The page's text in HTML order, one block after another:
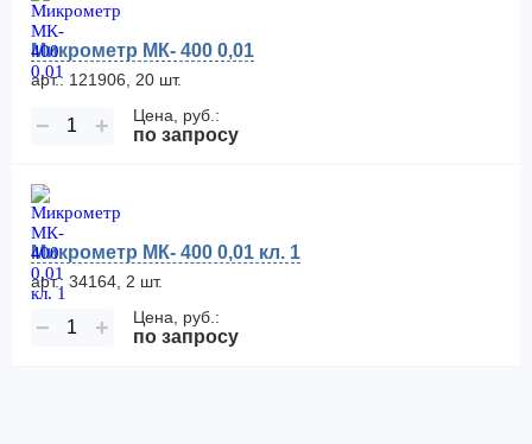
Микрометр МК- 400 0,01
арт.: 121906, 20 шт.
− + Цена, руб.:
по запросу
Микрометр МК- 400 0,01 кл. 1
арт.: 34164, 2 шт.
− + Цена, руб.:
по запросу